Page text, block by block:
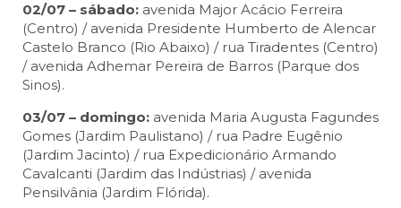
02/07 – sábado: avenida Major Acácio Ferreira
(Centro) / avenida Presidente Humberto de Alencar
Castelo Branco (Rio Abaixo) / rua Tiradentes (Centro)
/ avenida Adhemar Pereira de Barros (Parque dos
Sinos).
03/07 – domingo: avenida Maria Augusta Fagundes
Gomes (Jardim Paulistano) / rua Padre Eugênio
(Jardim Jacinto) / rua Expedicionário Armando
Cavalcanti (Jardim das Indústrias) / avenida
Pensilvânia (Jardim Flórida).